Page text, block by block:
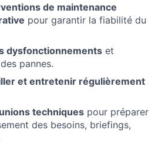
de maintenance
pour garantir la fiabilité du
dysfonctionnements et
pannes.
et entretenir régulièrement
techniques pour préparer
des besoins, briefings,